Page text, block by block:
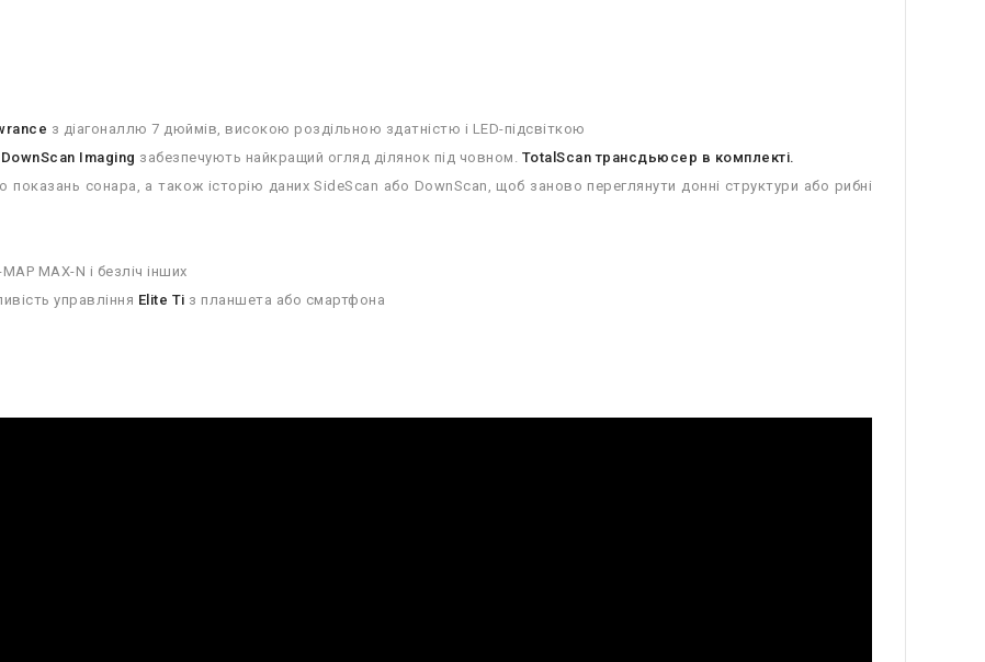
з діагоналлю 7 дюймів, високою роздільною здатністю і LED-підсвіткою
Imaging забезпечують найкращий огляд ділянок під човном. TotalScan трансдьюсер в комплекті.
показань сонара, а також історію даних SideScan або DownScan, щоб заново переглянути донні структури або рибні
MAX-N і безліч інших
управління Elite Ti з планшета або смартфона